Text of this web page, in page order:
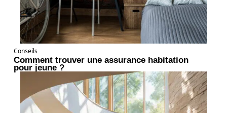
Conseils
Comment trouver une assurance habitation
pour jeune ?